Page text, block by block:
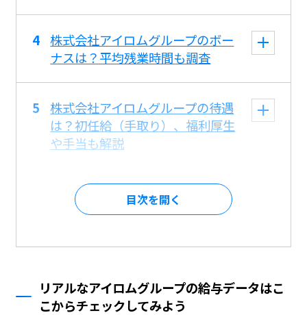
株式会社アイロムグループのボー
ナスは？平均残業時間も調査
株式会社アイロムグループの待遇
は？初任給（手取り）、福利厚生
や手当も解説
目次を
リアルなアイロムグループの給与データはこ
こからチェックしてみよう